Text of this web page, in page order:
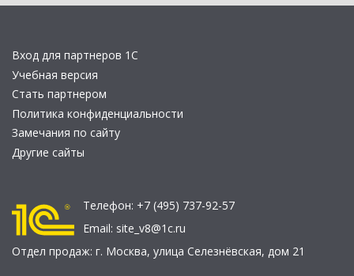
Вход для партнеров 1С
Учебная версия
Стать партнером
Политика конфиденциальности
Замечания по сайту
Другие сайты
Телефон: +7 (495) 737-92-57
Email: site_v8@1c.ru
Отдел продаж: г. Москва, улица Селезнёвская, дом 21